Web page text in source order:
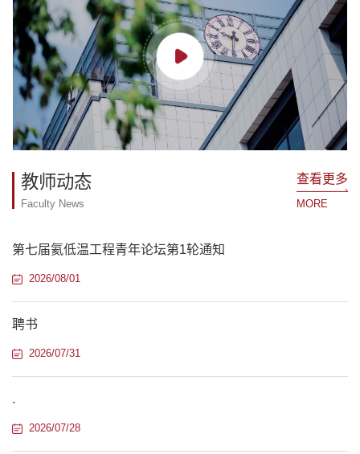
教师动态
Faculty News
查看更多
MORE
第七届氦低温工程青年论坛第1轮通知
2026/08/01
聘书
2026/07/31
.
2026/07/28